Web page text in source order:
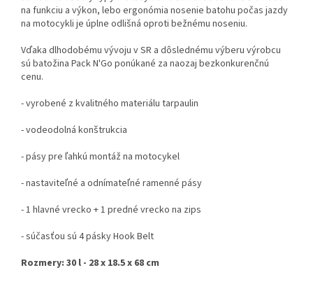
na funkciu a výkon, lebo ergonómia nosenie batohu počas jazdy
na motocykli je úplne odlišná oproti bežnému noseniu.
Vďaka dlhodobému vývoju v SR a dôslednému výberu výrobcu
sú batožina Pack N'Go ponúkané za naozaj bezkonkurenčnú
cenu.
- vyrobené z kvalitného materiálu tarpaulin
- vodeodolná konštrukcia
- pásy pre ľahkú montáž na motocykel
- nastaviteľné a odnímateľné ramenné pásy
- 1 hlavné vrecko + 1 predné vrecko na zips
- súčasťou sú 4 pásky Hook Belt
Rozmery: 30 l - 28 x 18.5 x 68 cm